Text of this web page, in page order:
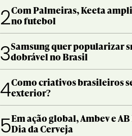
2Com Palmeiras, Keeta
no futebol
3Samsung quer popularizar
dobrável no Brasil
4Como criativos brasileiros
exterior?
5Em ação global, Ambev e
Dia da Cerveja